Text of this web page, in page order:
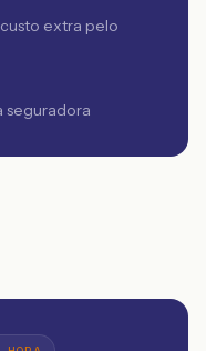
extra pelo
seguradora